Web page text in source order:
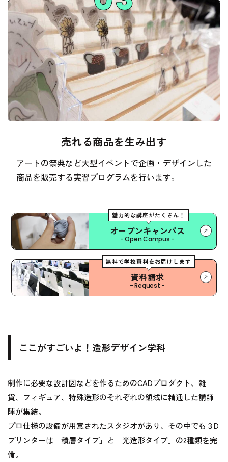
売れる商品を生み出す
アートの祭典など大型イベントで企画・デザインした
商品を販売する実習プログラムを行います。
魅力的な講座がたくさん！
オープンキャンパス
- Open Campus -
無料で学校資料をお届けします
資料請求
- Request -
ここがすごいよ！造形デザイン学科
制作に必要な設計図などを作るためのCADプロダクト、雑
貨、フィギュア、特殊造形のそれぞれの領域に精通した講師
陣が集結。
プロ仕様の設備が用意されたスタジオがあり、その中でも３D
プリンターは「積層タイプ」と「光造形タイプ」の2種類を完
備。